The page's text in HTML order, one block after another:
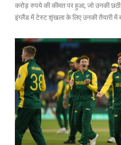
करोड़ रुपये की कीमत पर हुआ, जो उनकी
इंग्लैंड में टेस्ट शृंखला के लिए उनकी तैयारी में